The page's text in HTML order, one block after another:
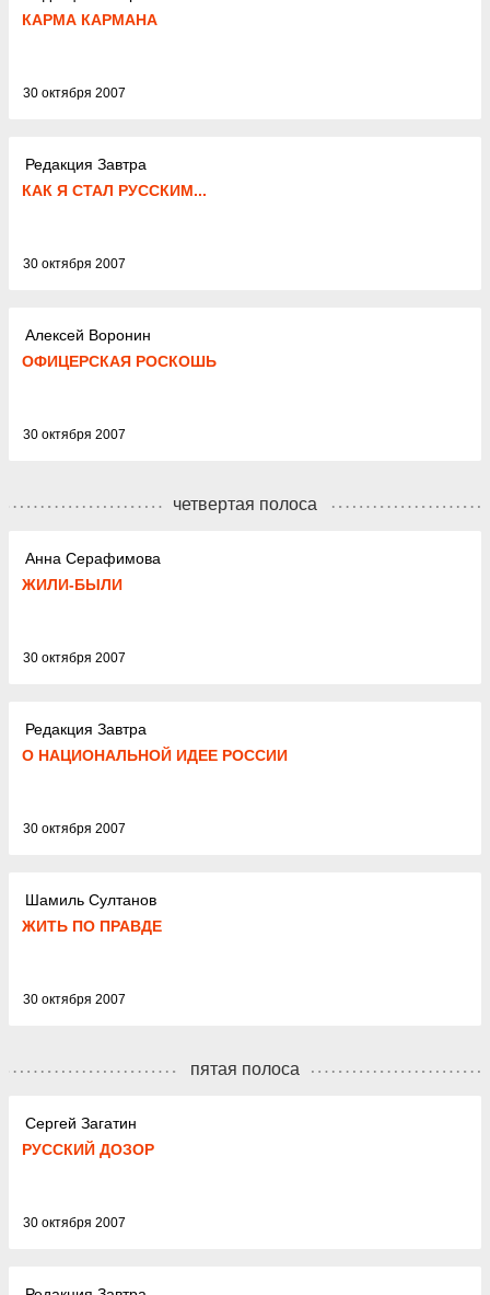
КАРМА КАРМАНА
30 октября 2007
Редакция Завтра
КАК Я СТАЛ РУССКИМ...
30 октября 2007
Алексей Воронин
ОФИЦЕРСКАЯ РОСКОШЬ
30 октября 2007
четвертая полоса
Анна Серафимова
ЖИЛИ-БЫЛИ
30 октября 2007
Редакция Завтра
О НАЦИОНАЛЬНОЙ ИДЕЕ РОССИИ
30 октября 2007
Шамиль Султанов
ЖИТЬ ПО ПРАВДЕ
30 октября 2007
пятая полоса
Сергей Загатин
РУССКИЙ ДОЗОР
30 октября 2007